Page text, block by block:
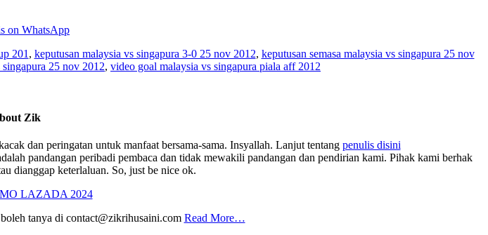
on WhatsApp
201 , keputusan malaysia vs singapura 3-0 25 nov 2012, keputusan semasa malaysia vs singapura 25 nov
singapura 25 nov 2012, video goal malaysia vs singapura piala aff 2012
Zik
dan peringatan untuk manfaat bersama-sama. Insyallah. Lanjut tentang penulis disini
pandangan peribadi pembaca dan tidak mewakili pandangan dan pendirian kami. Pihak kami berhak
dianggap keterlaluan. So, just be nice ok.
tanya di contact@zikrihusaini.com Read More…